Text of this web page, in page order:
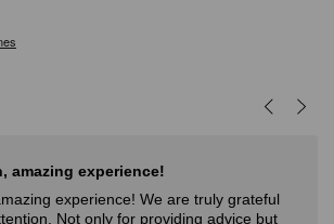
Diderot es una excelente y
de poder ver, aprender, comprar arte y